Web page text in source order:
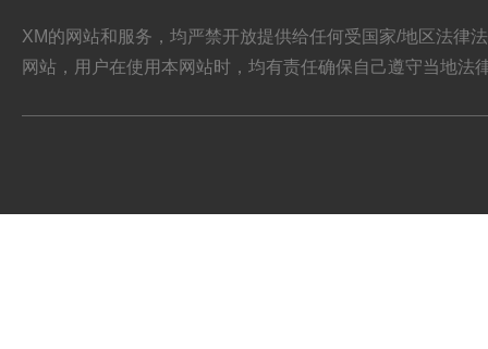
XM的网站和服务，均严禁开放提供给任何受国家/地区法律
网站，用户在使用本网站时，均有责任确保自己遵守当地